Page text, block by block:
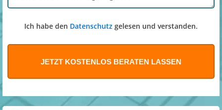
Ich habe den Datenschutz gelesen und verstanden.